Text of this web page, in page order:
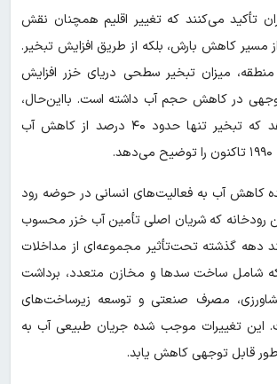
تأکید می‌کنند که تغییر اقلیم همچنان نقش
مسیر کاهش بارش، بلکه از طریق افزایش تبخیر.
منطقه، میزان تبخیر سطحی دریای خزر افزایش
در کاهش حجم آب داشته است. بااین‌حال،
نتایج نشان می‌دهد که تبخیر تنها حدود ۴۰ درصد از کاهش آب
کاهش آب به فعالیت‌های انسانی در حوضه رود
رودخانه که شریان اصلی تأمین آب خزر محسوب
دهه گذشته تحت‌تأثیر مجموعه‌ای از مداخلات
که شامل ساخت سدها و مخازن متعدد، برداشت
مصرف صنعتی و توسعه زیرساخت‌های
این تغییرات موجب شده جریان طبیعی آب به
قابل توجهی کاهش یابد.